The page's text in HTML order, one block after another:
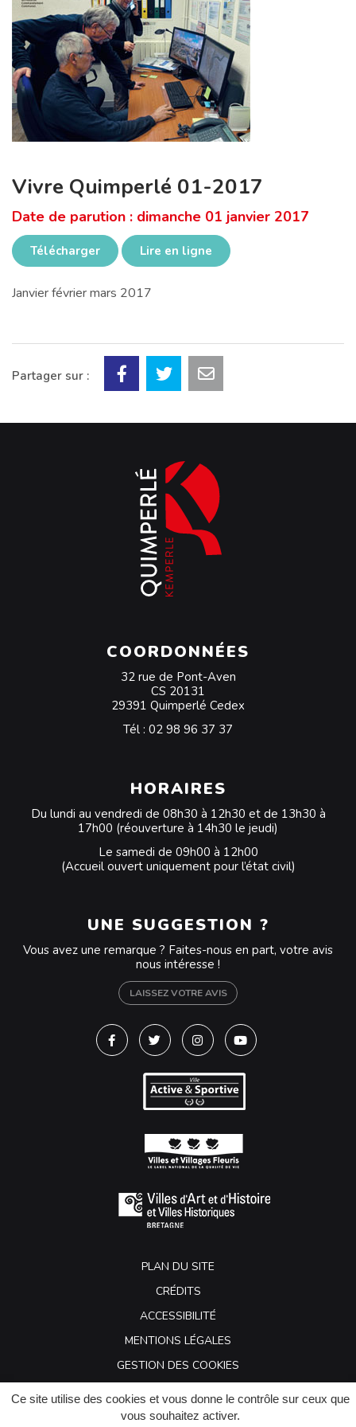
Ce site utilise des cookies et vous donne le contrôle sur ceux que
vous souhaitez activer.
Vivre Quimperlé 01-2017
Date de parution : dimanche 01 janvier 2017
Télécharger Lire en ligne
Janvier février mars 2017
Partager sur :
COORDONNÉES
32 rue de Pont-Aven
CS 20131
29391 Quimperlé Cedex
Tél : 02 98 96 37 37
HORAIRES
Du lundi au vendredi de 08h30 à 12h30 et de 13h30 à
17h00 (réouverture à 14h30 le jeudi)
Le samedi de 09h00 à 12h00
(Accueil ouvert uniquement pour l’état civil)
UNE SUGGESTION ?
Vous avez une remarque ? Faites-nous en part, votre avis
nous intéresse !
LAISSEZ VOTRE AVIS
Lien vers le compte Facebook
Lien vers le compte Twitter
Lien vers le compte
Lien vers la chaîne
PLAN DU SITE
CRÉDITS
ACCESSIBILITÉ
MENTIONS LÉGALES
GESTION DES COOKIES